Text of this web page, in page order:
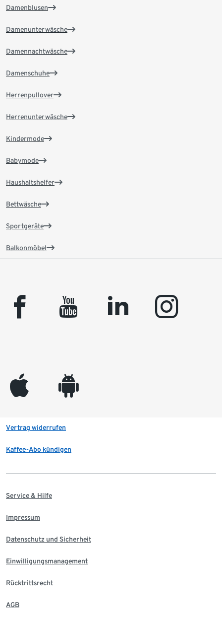
Damenblusen
Damenunterwäsche
Damennachtwäsche
Damenschuhe
Herrenpullover
Herrenunterwäsche
Kindermode
Babymode
Haushaltshelfer
Bettwäsche
Sportgeräte
Balkonmöbel
facebook youtube linkedin instagram
appleinc android
Vertrag widerrufen
Kaffee-Abo kündigen
Service & Hilfe
Impressum
Datenschutz und Sicherheit
Einwilligungsmanagement
Rücktrittsrecht
AGB